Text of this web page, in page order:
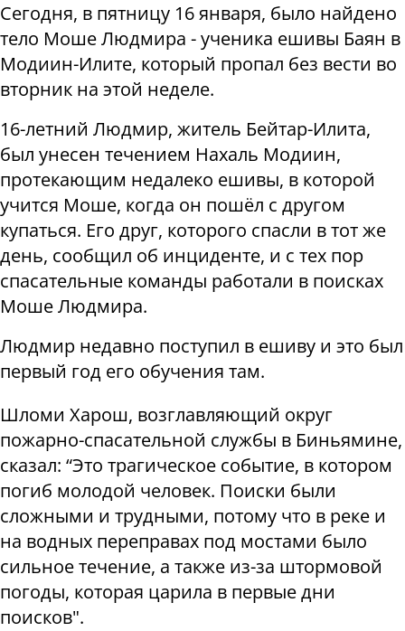
Сегодня, в пятницу 16 января, было найдено
тело Моше Людмира - ученика ешивы Баян в
Модиин-Илите, который пропал без вести во
вторник на этой неделе.
16-летний Людмир, житель Бейтар-Илита,
был унесен течением Нахаль Модиин,
протекающим недалеко ешивы, в которой
учится Моше, когда он пошёл с другом
купаться. Его друг, которого спасли в тот же
день, сообщил об инциденте, и с тех пор
спасательные команды работали в поисках
Моше Людмира.
Людмир недавно поступил в ешиву и это был
первый год его обучения там.
Шломи Харош, возглавляющий округ
пожарно-спасательной службы в Биньямине,
сказал: “Это трагическое событие, в котором
погиб молодой человек. Поиски были
сложными и трудными, потому что в реке и
на водных переправах под мостами было
сильное течение, а также из-за штормовой
погоды, которая царила в первые дни
поисков".